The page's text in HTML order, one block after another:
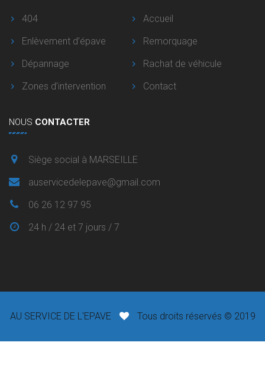
404
Accueil
Enlèvement d’épave
Remorquage
Dépannage
Rachat de véhicule
Zones d’intervention
Contact
NOUS CONTACTER
Siège social à MARSEILLE
auservicedelepave@gmail.com
06 26 12 97 95
24 h / 24 et 7 jours / 7
AU SERVICE DE L'EPAVE Tous droits réservés © 2019